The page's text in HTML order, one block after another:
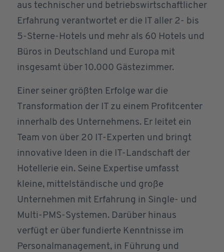
aus technischer und betriebswirtschaftlicher
Erfahrung verantwortet er die IT aller 2- bis
5-Sterne-Hotels und mehr als 60 Hotels und
Büros in Deutschland und Europa mit
insgesamt über 10.000 Gästezimmer.
Einer seiner größten Erfolge war die
Transformation der IT zu einem Profitcenter
innerhalb des Unternehmens. Er leitet ein
Team von über 20 IT-Experten und bringt
innovative Ideen in die IT-Landschaft der
Hotellerie ein. Seine Expertise umfasst
kleine, mittelständische und große
Unternehmen mit Erfahrung in Single- und
Multi-PMS-Systemen. Darüber hinaus
verfügt er über fundierte Kenntnisse im
Personalmanagement, in Führung und